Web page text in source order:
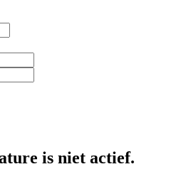
is niet actief.